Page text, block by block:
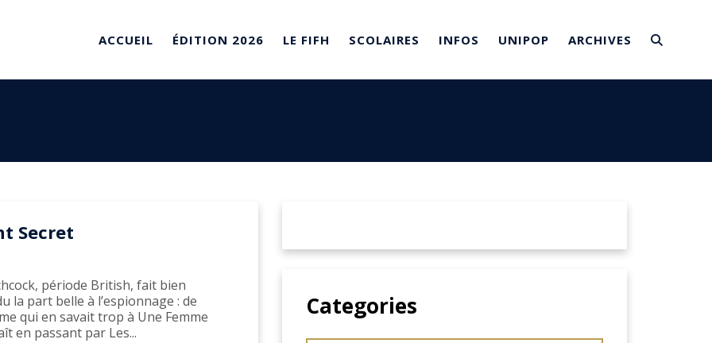
ACCUEIL ÉDITION 2026 LE FIFH SCOLAIRES INFOS UNIPOP ARCHIVES
Secret
période British, fait bien
la part belle à l’espionnage : de
qui en savait trop à Une Femme
en passant par Les...
Categories